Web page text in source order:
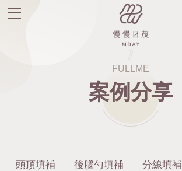
FULLME
案例分享
頭頂填補 後腦勺填補 分線填補